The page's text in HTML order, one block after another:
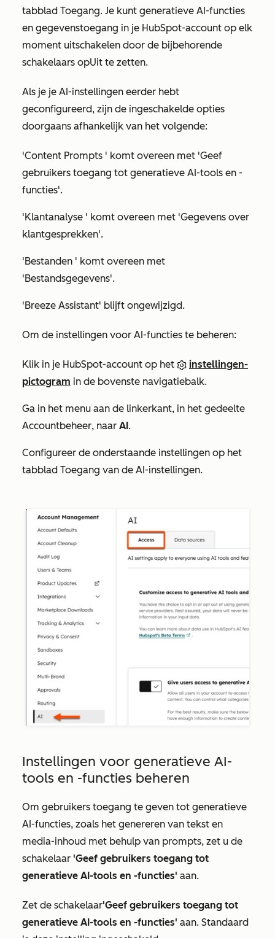
tabblad Toegang. Je kunt generatieve AI-functies
en gegevenstoegang in je HubSpot-account op elk
moment uitschakelen door de bijbehorende
schakelaars opUit te zetten.
Als je je AI-instellingen eerder hebt
geconfigureerd, zijn de ingeschakelde opties
doorgaans afhankelijk van het volgende:
'Content Prompts ' komt overeen met 'Geef
gebruikers toegang tot generatieve AI-tools en -
functies'.
'Klantanalyse ' komt overeen met 'Gegevens over
klantgesprekken'.
'Bestanden ' komt overeen met
'Bestandsgegevens'.
'Breeze Assistant' blijft ongewijzigd.
Om de instellingen voor AI-functies te beheren:
Klik in je HubSpot-account op het
instellingen-
pictogram in de bovenste navigatiebalk.
Ga in het menu aan de linkerkant, in het gedeelte
Accountbeheer, naar AI.
Configureer de onderstaande instellingen op het
tabblad Toegang van de AI-instellingen.
Instellingen voor generatieve AI-
tools en -functies beheren
Om gebruikers toegang te geven tot generatieve
AI-functies, zoals het genereren van tekst en
media-inhoud met behulp van prompts, zet u de
schakelaar 'Geef gebruikers toegang tot
generatieve AI-tools en -functies' aan.
Zet de schakelaar'Geef gebruikers toegang tot
generatieve AI-tools en -functies' aan. Standaard